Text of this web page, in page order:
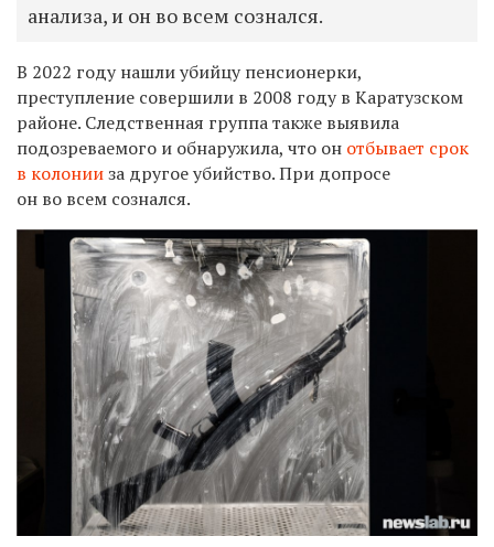
анализа, и он во всем сознался.
В 2022 году нашли убийцу пенсионерки,
преступление совершили в 2008 году в Каратузском
районе. Следственная группа также выявила
подозреваемого и обнаружила, что он отбывает срок
в колонииза другое убийство. При допросе
он во всем сознался.